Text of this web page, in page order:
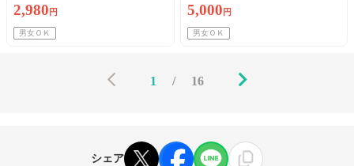
2,980 円
男女ＯＫ
5,000 円
男女ＯＫ
1 / 16
シェア